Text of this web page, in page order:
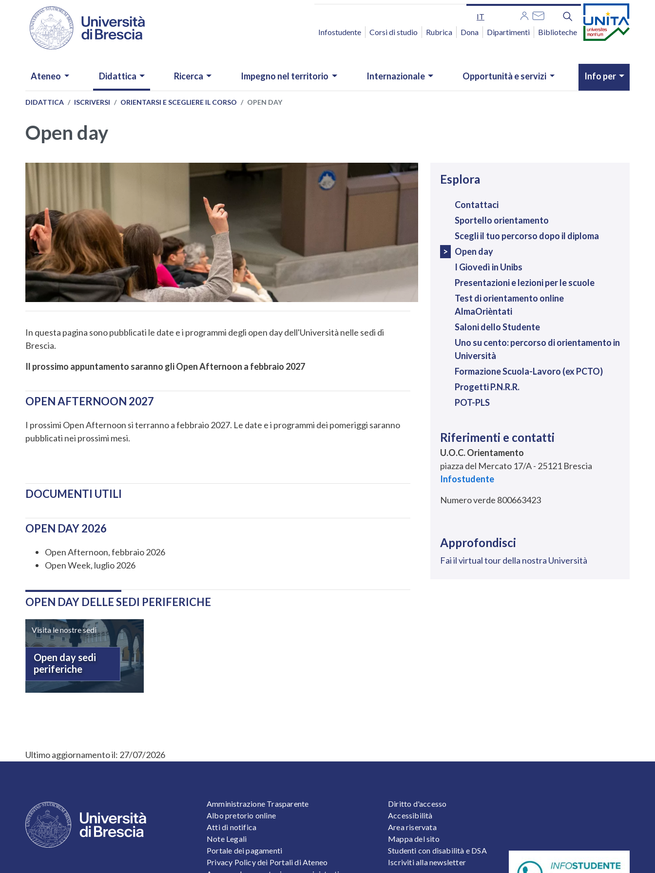
Salta al contenuto principale
IT
ACCESSO RAPIDO
Infostudente Corsi di studio Rubrica Dona Dipartimenti Biblioteche
NAVIGAZIONE PRINCIPALE
Ateneo Didattica Ricerca Impegno nel territorio Internazionale Opportunità e servizi Info per
DIDATTICA ISCRIVERSI ORIENTARSI E SCEGLIERE IL CORSO OPEN DAY
Open day
In questa pagina sono pubblicati le date e i programmi degli open day dell'Università nelle sedi di
Brescia.
Il prossimo appuntamento saranno gli Open Afternoon a febbraio 2027
OPEN AFTERNOON 2027
I prossimi Open Afternoon si terranno a febbraio 2027. Le date e i programmi dei pomeriggi saranno
pubblicati nei prossimi mesi.
DOCUMENTI UTILI
OPEN DAY 2026
Open Afternoon, febbraio 2026
Open Week, luglio 2026
OPEN DAY DELLE SEDI PERIFERICHE
Visita le nostre sedi
Open day sedi
periferiche
Esplora
Contattaci
Sportello orientamento
Scegli il tuo percorso dopo il diploma
Open day
I Giovedì in Unibs
Presentazioni e lezioni per le scuole
Test di orientamento online
AlmaOrièntati
Saloni dello Studente
Uno su cento: percorso di orientamento in
Università
Formazione Scuola-Lavoro (ex PCTO)
Progetti P.N.R.R.
POT-PLS
Riferimenti e contatti
U.O.C. Orientamento
piazza del Mercato 17/A - 25121 Brescia
Infostudente
Numero verde 800663423
Approfondisci
Fai il virtual tour della nostra Università
Ultimo aggiornamento il: 27/07/2026
FOOTER 1
Amministrazione Trasparente
Albo pretorio online
Atti di notifica
Note Legali
Portale dei pagamenti
Privacy Policy dei Portali di Ateneo
FOOTER 2
Diritto d'accesso
Accessibilità
Area riservata
Mappa del sito
Studenti con disabilità e DSA
Iscriviti alla newsletter